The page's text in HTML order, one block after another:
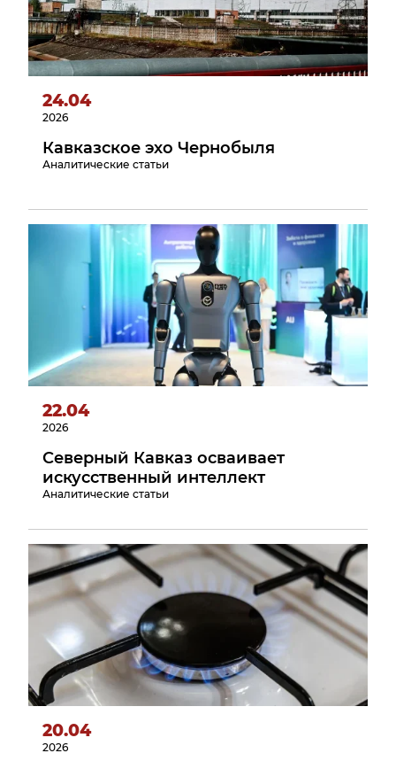
24.04
2026
Кавказское эхо Чернобыля
Аналитические статьи
22.04
2026
Северный Кавказ осваивает
искусственный интеллект
Аналитические статьи
20.04
2026